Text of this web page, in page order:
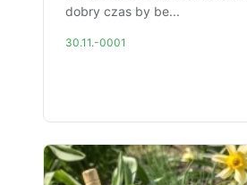
dobry czas by be...
30.11.-0001